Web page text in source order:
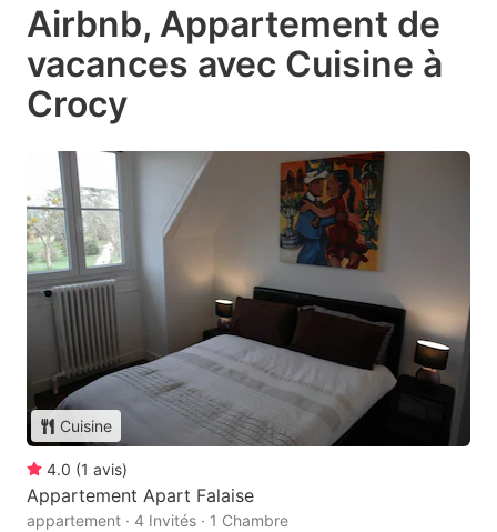
Airbnb, Appartement de
vacances avec Cuisine à
Crocy
Cuisine
4.0 (1 avis)
Appartement Apart Falaise
appartement · 4 Invités · 1 Chambre